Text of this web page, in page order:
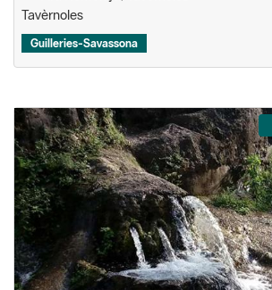
Tavèrnoles
Guilleries-Savassona